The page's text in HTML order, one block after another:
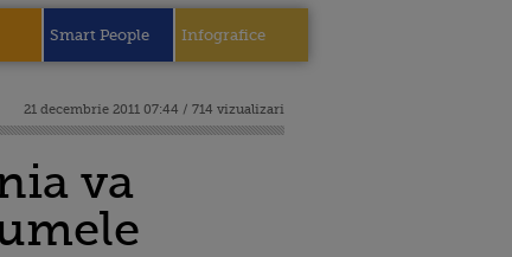
Smart People Infografice
21 decembrie 2011 07:44 / 714 vizualizari
va